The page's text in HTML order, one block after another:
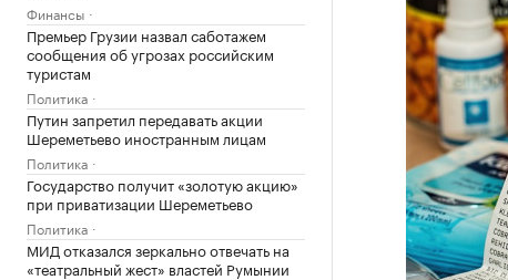
Финансы
Премьер Грузии назвал саботажем
сообщения об угрозах российским
туристам
Политика
Путин запретил передавать акции
Шереметьево иностранным лицам
Политика
Государство получит «золотую акцию»
при приватизации Шереметьево
Политика
МИД отказался зеркально отвечать на
«театральный жест» властей Румынии